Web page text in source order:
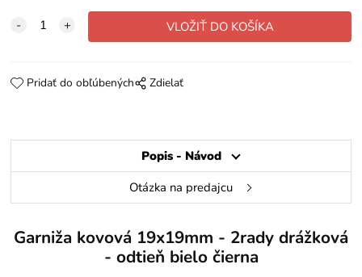
Pridať do obľúbených Zdielať
Popis - Návod
Otázka na predajcu
Garniža kovová 19x19mm - 2rady drážková
- odtieň bielo čierna